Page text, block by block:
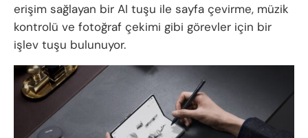
erişim sağlayan bir AI tuşu ile sayfa çevirme, müzik
kontrolü ve fotoğraf çekimi gibi görevler için bir
işlev tuşu bulunuyor.